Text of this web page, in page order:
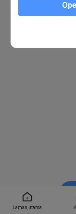
Laman utama